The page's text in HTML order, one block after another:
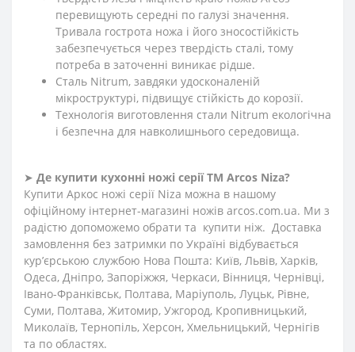
перевищують середні по галузі значення.
Тривала гострота ножа і його зносостійкість
забезпечується через твердість сталі, тому
потреба в заточенні виникає рідше.
Сталь Nitrum, завдяки удосконаленій
мікроструктурі, підвищує стійкість до корозії.
Технологія виготовлення стали Nitrum екологічна
і безпечна для навколишнього середовища.
➤ Де купити кухонні ножі серіїТМ Arcos Niza?
Купити Аркос ножі серії Niza можна в нашому
офіційному інтернет-магазині ножів arcos.com.ua. Ми з
радістю допоможемо обрати та купити ніж. Доставка
замовлення без затримки по Україні відбувається
кур’єрською службою Нова Пошта: Київ, Львів, Харків,
Одеса, Дніпро, Запоріжжя, Черкаси, Вінниця, Чернівці,
Івано-Франківськ, Полтава, Маріуполь, Луцьк, Рівне,
Суми, Полтава, Житомир, Ужгород, Кропивницький,
Миколаїв, Тернопіль, Херсон, Хмельницький, Чернігів
та по областях.